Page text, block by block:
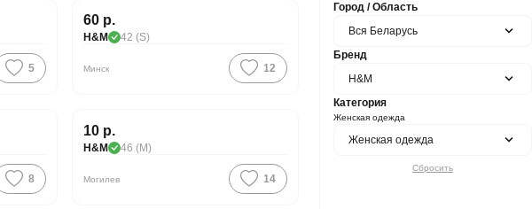
Город / Область
Вся Беларусь
Бренд
H&M
Категория
Женская одежда
Женская одежда
Сбросить
5
60 р.
H&M 42 (S)
Минск 12
8
10 р.
H&M 46 (M)
Могилев 14